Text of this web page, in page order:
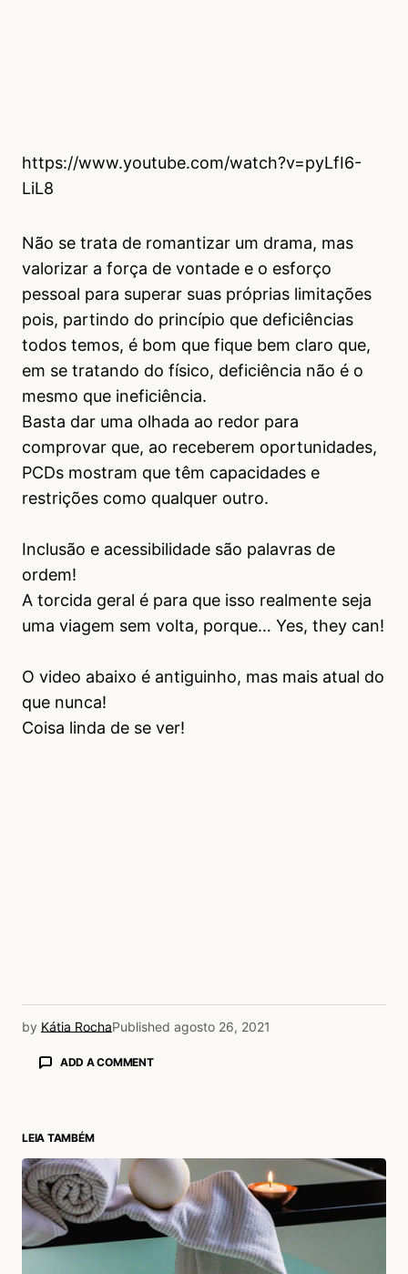
https://www.youtube.com/watch?v=pyLfI6-
LiL8
Não se trata de romantizar um drama, mas
valorizar a força de vontade e o esforço
pessoal para superar suas próprias limitações
pois, partindo do princípio que deficiências
todos temos, é bom que fique bem claro que,
em se tratando do físico, deficiência não é o
mesmo que ineficiência.
Basta dar uma olhada ao redor para
comprovar que, ao receberem oportunidades,
PCDs mostram que têm capacidades e
restrições como qualquer outro.
Inclusão e acessibilidade são palavras de
ordem!
A torcida geral é para que isso realmente seja
uma viagem sem volta, porque… Yes, they can!
O video abaixo é antiguinho, mas mais atual do
que nunca!
Coisa linda de se ver!
by Kátia RochaPublished agosto 26, 2021
ADD A COMMENT
LEIA TAMBÉM